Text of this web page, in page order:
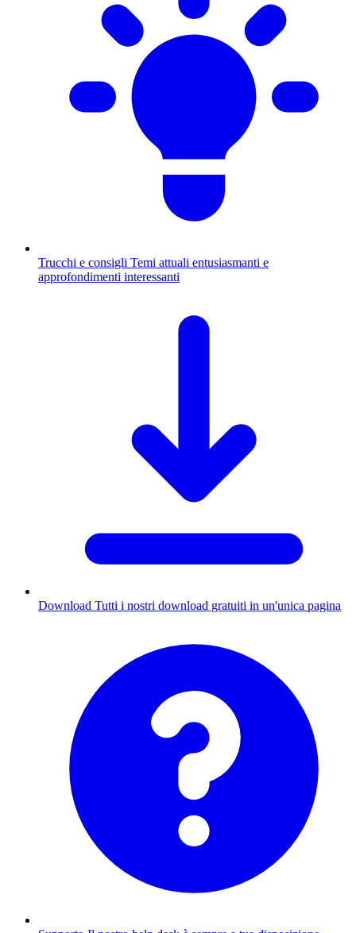
Trucchi e consigli Temi attuali entusiasmanti e
approfondimenti interessanti
Download Tutti i nostri download gratuiti in un'unica pagina